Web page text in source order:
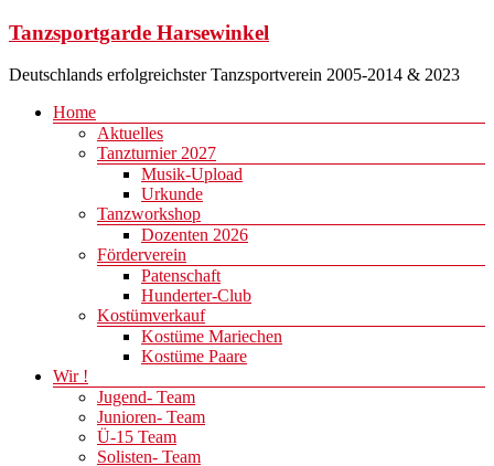
Zum
springen
Tanzsportgarde Harsewinkel
Deutschlands erfolgreichster Tanzsportverein 2005-2014 & 2023
Menü
Home
Aktuelles
Tanzturnier 2027
Musik-Upload
Urkunde
Tanzworkshop
Dozenten 2026
Förderverein
Patenschaft
Hunderter-Club
Kostümverkauf
Kostüme Mariechen
Kostüme Paare
Wir !
Jugend- Team
Junioren- Team
Ü-15 Team
Solisten- Team